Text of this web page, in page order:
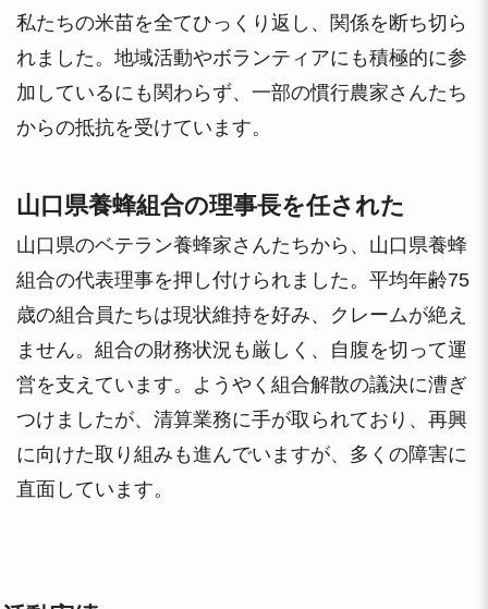
私たちの米苗を全てひっくり返し、関係を断ち切ら
れました。地域活動やボランティアにも積極的に参
加しているにも関わらず、一部の慣行農家さんたち
からの抵抗を受けています。
山口県養蜂組合の理事長を任された
山口県のベテラン養蜂家さんたちから、山口県養蜂
組合の代表理事を押し付けられました。平均年齢75
歳の組合員たちは現状維持を好み、クレームが絶え
ません。組合の財務状況も厳しく、自腹を切って運
営を支えています。ようやく組合解散の議決に漕ぎ
つけましたが、清算業務に手が取られており、再興
に向けた取り組みも進んでいますが、多くの障害に
直面しています。